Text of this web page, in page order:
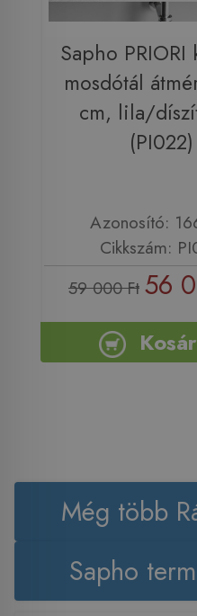
Sapho PRIORI
mosdótál
cm, lila/
(PI022)
Azonosító:
Cikkszám:
59 000 Ft 56
Még több
Sapho